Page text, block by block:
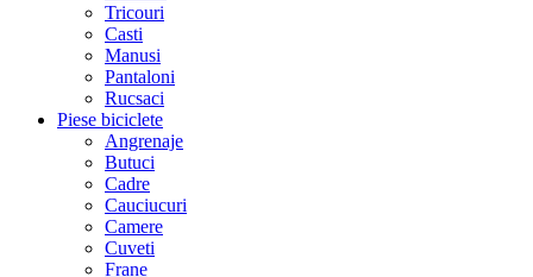
Tricouri
Casti
Manusi
Pantaloni
Rucsaci
Piese biciclete
Angrenaje
Butuci
Cadre
Cauciucuri
Camere
Cuveti
Frane